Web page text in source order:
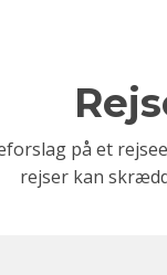
på et
rejser kan